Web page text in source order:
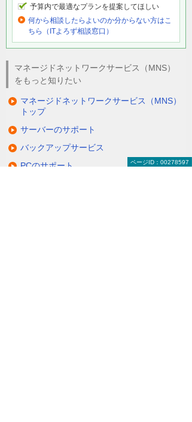
予算内で最適なプランを提案してほしい
何から相談したらよいのか分からない方はこ
ちら（ITよろず相談窓口）
マネージドネットワークサービス（MNS）
をもっと知りたい
マネージドネットワークサービス（MNS）
トップ
サーバーのサポート
バックアップサービス
PCのサポート
ページID：00278597